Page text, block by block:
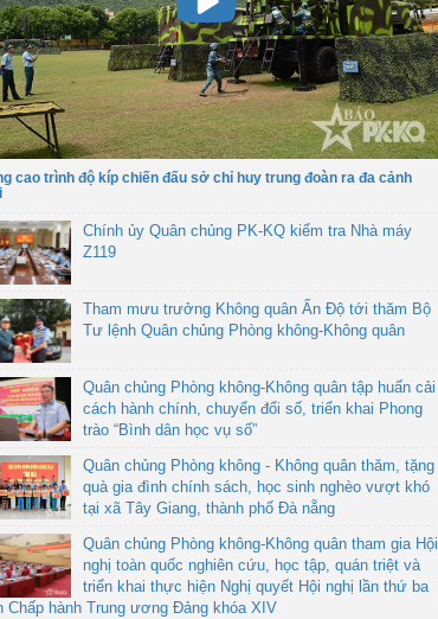
cao trình độ kíp chiến đấu sở chỉ huy trung đoàn ra đa cảnh
Chính ủy Quân chủng PK-KQ kiểm tra Nhà máy
Z119
Tham mưu trưởng Không quân Ấn Độ tới thăm Bộ
Tư lệnh Quân chủng Phòng không-Không quân
Quân chủng Phòng không-Không quân tập huấn cải
cách hành chính, chuyển đổi số, triển khai Phong
trào “Bình dân học vụ số”
Quân chủng Phòng không - Không quân thăm, tặng
quà gia đình chính sách, học sinh nghèo vượt khó
tại xã Tây Giang, thành phố Đà nẵng
Quân chủng Phòng không-Không quân tham gia Hội
nghị toàn quốc nghiên cứu, học tập, quán triệt và
triển khai thực hiện Nghị quyết Hội nghị lần thứ ba
Chấp hành Trung ương Đảng khóa XIV